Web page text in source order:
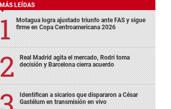
MÁS LEÍDAS
Motagua logra ajustado triunfo ante FAS y sigue
firme en Copa Centroamericana 2026
Real Madrid agita el mercado, Rodri toma
decisión y Barcelona cierra acuerdo
Identifican a sicarios que dispararon a César
Gastélum en transmisión en vivo